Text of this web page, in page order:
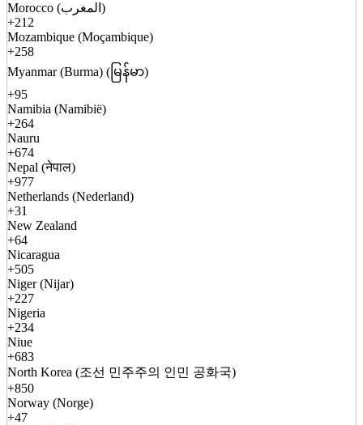
Morocco (المغرب)
+212
Mozambique (Moçambique)
+258
Myanmar (Burma) (မြန်မာ)
+95
Namibia (Namibië)
+264
Nauru
+674
Nepal (नेपाल)
+977
Netherlands (Nederland)
+31
New Zealand
+64
Nicaragua
+505
Niger (Nijar)
+227
Nigeria
+234
Niue
+683
North Korea (조선 민주주의 인민 공화국)
+850
Norway (Norge)
+47